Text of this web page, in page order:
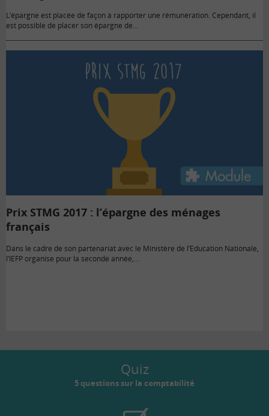
L’épargne est placée de façon à rapporter une rémunération. Cependant, il
est possible de placer son épargne de…
Prix STMG 2017 : l’épargne des ménages
français
Dans le cadre de son partenariat avec le Ministère de l’Education Nationale,
l’IEFP organise pour la seconde année,…
Quiz
5 questions sur la comptabilité